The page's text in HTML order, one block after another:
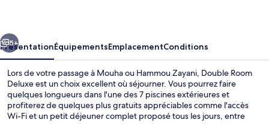
Suivant
5+
PrésentationÉquipementsEmplacementConditions
Lors de votre passage à Mouha ou Hammou Zayani, Double Room
Deluxe est un choix excellent où séjourner. Vous pourrez faire
quelques longueurs dans l'une des 7 piscines extérieures et
profiterez de quelques plus gratuits appréciables comme l'accès
Wi-Fi et un petit déjeuner complet proposé tous les jours, entre